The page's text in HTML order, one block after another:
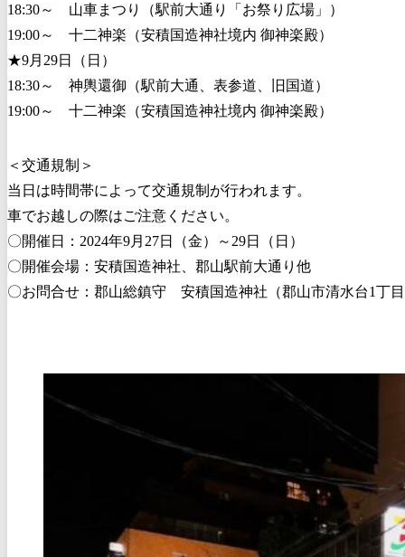
18:30～ 山車まつり（駅前大通り「お祭り広場」）
19:00～ 十二神楽（安積国造神社境内 御神楽殿）
★9月29日（日）
18:30～ 神輿還御（駅前大通、表参道、旧国道）
19:00～ 十二神楽（安積国造神社境内 御神楽殿）
＜交通規制＞
当日は時間帯によって交通規制が行われます。
車でお越しの際はご注意ください。
〇開催日：2024年9月27日（金）～29日（日）
〇開催会場：安積国造神社、郡山駅前大通り他
〇お問合せ：郡山総鎮守 安積国造神社（郡山市清水台1丁目